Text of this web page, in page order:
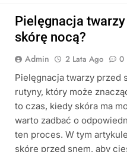
Pielęgnacja
skórę nocą?
Admin 2 Lata Ago 0
Pielęgnacja twarzy przed
rutyny, który może
to czas, kiedy skóra ma
warto zadbać o
ten proces. W tym
skórę przed snem, aby